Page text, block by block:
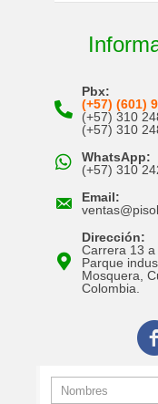
Pbx:
(+57) (601)
(+57) 310
(+57) 310
WhatsApp:
(+57) 310
Email:
Dirección:
Carrera 13
Parque
Mosquera,
Colombia.